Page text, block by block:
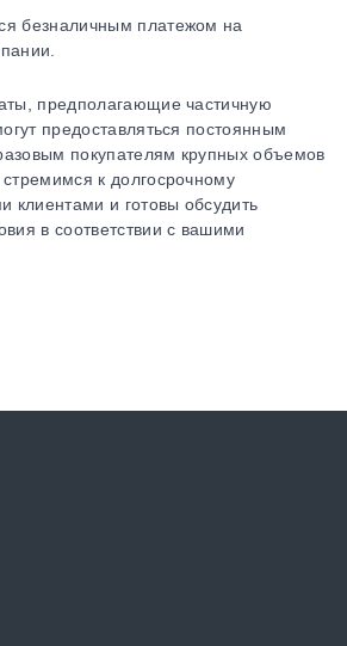
безналичным платежом на
предполагающие частичную
предоставляться постоянным
покупателям крупных объемов
к долгосрочному
клиентами и готовы обсудить
в соответствии с вашими